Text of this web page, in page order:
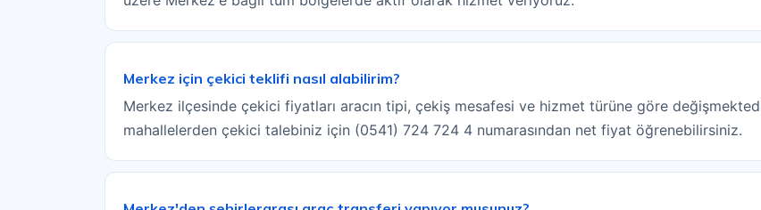
Merkez için çekici teklifi nasıl alabilirim?
Merkez ilçesinde çekici fiyatları aracın tipi, çekiş mesafesi ve hizmet türüne göre
mahallelerden çekici talebiniz için (0541) 724 724 4 numarasından net fiyat öğrenebilirsiniz.